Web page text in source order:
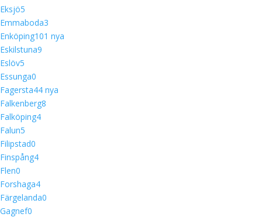
Eksjö5
Emmaboda3
Enköping101 nya
Eskilstuna9
Eslöv5
Essunga0
Fagersta44 nya
Falkenberg8
Falköping4
Falun5
Filipstad0
Finspång4
Flen0
Forshaga4
Färgelanda0
Gagnef0